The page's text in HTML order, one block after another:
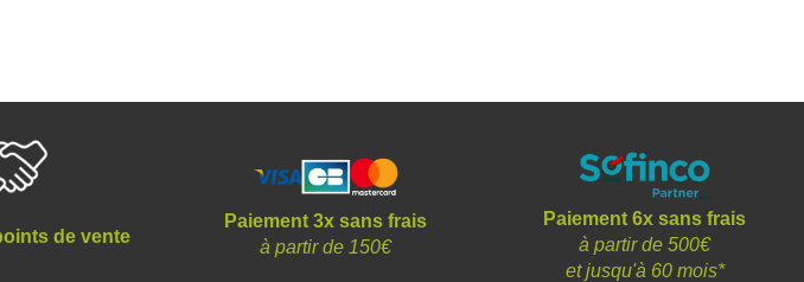
de vente
Paiement 3x sans frais
à partir de 150€
Paiement 6x sans frais
à partir de 500€
etjusqu'à 60 mois*